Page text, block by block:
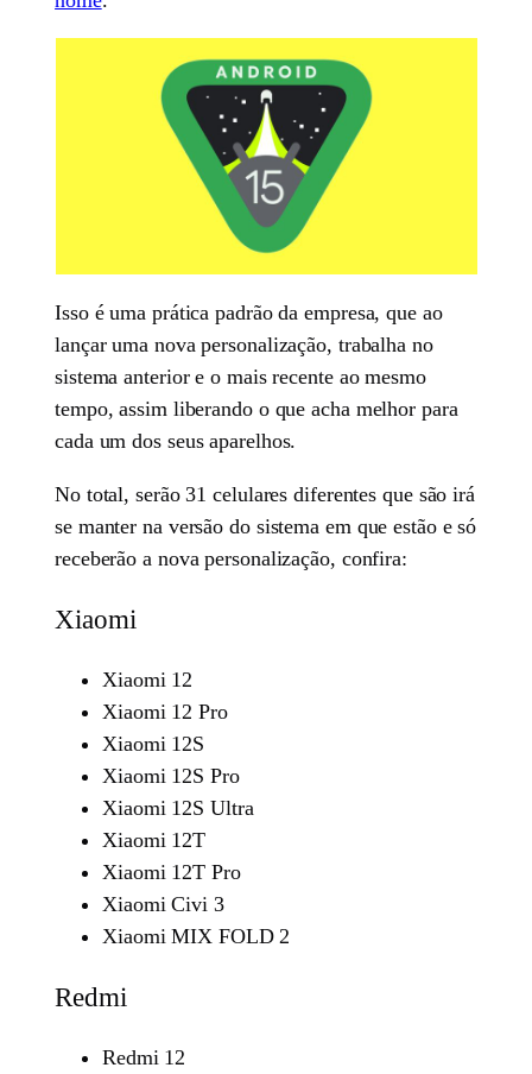
Isso é uma prática padrão da empresa, que ao
lançar uma nova personalização, trabalha no
sistema anterior e o mais recente ao mesmo
tempo, assim liberando o que acha melhor para
cada um dos seus aparelhos.
No total, serão 31 celulares diferentes que são irá
se manter na versão do sistema em que estão e só
receberão a nova personalização, confira:
Xiaomi
Xiaomi 12
Xiaomi 12 Pro
Xiaomi 12S
Xiaomi 12S Pro
Xiaomi 12S Ultra
Xiaomi 12T
Xiaomi 12T Pro
Xiaomi Civi 3
Xiaomi MIX FOLD 2
Redmi
Redmi 12